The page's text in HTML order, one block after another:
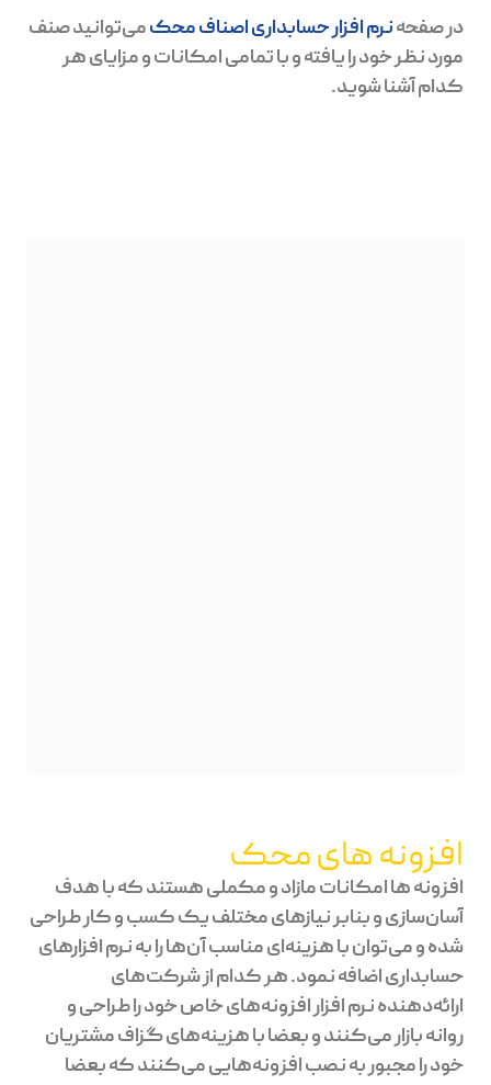
در صفحه‌نرم افزار حسابداری اصناف محکمی‌توانید صنف
مورد نظر خود را یافته و با تمامی امکانات و مزایای هر
کدام آشنا شوید.
افزونه های محک
افزونه ها امکانات مازاد و مکملی هستند که با هدف
آسان‌سازی و بنابر نیازهای مختلف یک کسب و کار طراحی
شده و می‌توان با هزینه‌ای مناسب آن‌ها را به نرم افزارهای
حسابداری اضافه نمود. هر کدام از شرکت‌‌های
ارائه‌دهنده نرم افزار افزونه‌های خاص خود را طراحی و
روانه بازار می‌کنند و بعضا با هزینه‌های گزاف مشتریان
خود را مجبور به نصب افزونه‌هایی می‌کنند که بعضا